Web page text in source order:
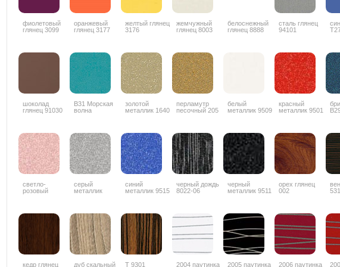
фиолетовый
глянец 3099
оранжевый
глянец 3177
желтый глянец
3176
жемчужный
глянец 8003
белоснежный
глянец 8888
сталь глянец
94101
шоколад
глянец 91030
В31 Морская
волна
золотой
металлик 1640
перламутр
песочный 205
белый
металлик 9509
красный
металлик 9501
светло-
розовый
серый
металлик
синий
металлик 9515
черный дождь
8022-06
черный
металлик 9511
орех глянец
002
531
кедр глянец дуб скальный Т 9301 2004 паутинка 2005 паутинка 2006 паутинка